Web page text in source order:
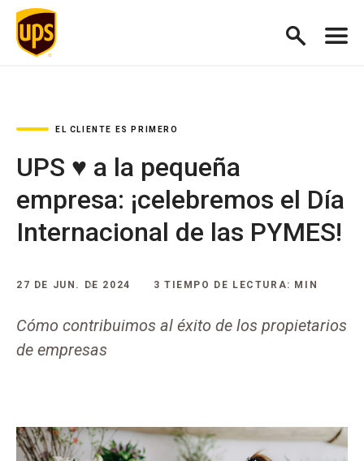
EL CLIENTE ES PRIMERO
UPS ♥ a la pequeña
empresa: ¡celebremos el Día
Internacional de las PYMES!
27 DE JUN. DE 2024 3 TIEMPO DE LECTURA: MIN
Cómo contribuimos al éxito de los propietarios
de empresas